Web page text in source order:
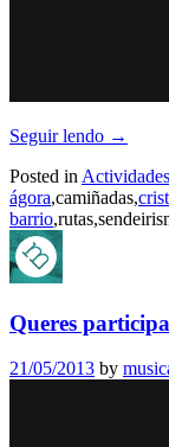
Seguir lendo →
Posted in Actividades
ágora,camiñadas,
barrio
Queres
21/05/2013 by